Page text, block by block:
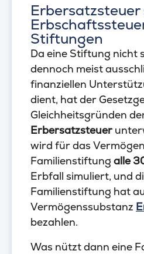
Stiftungen
Da eine Stiftung nicht
dennoch meist
finanziellen
dient, hat der
Gleichheitsgründen
Erbersatzsteuer
wird für das
Familienstiftung alle
Erbfall simuliert, und
Familienstiftung hat
Vermögenssubstanz
bezahlen.
Was nützt dann eine